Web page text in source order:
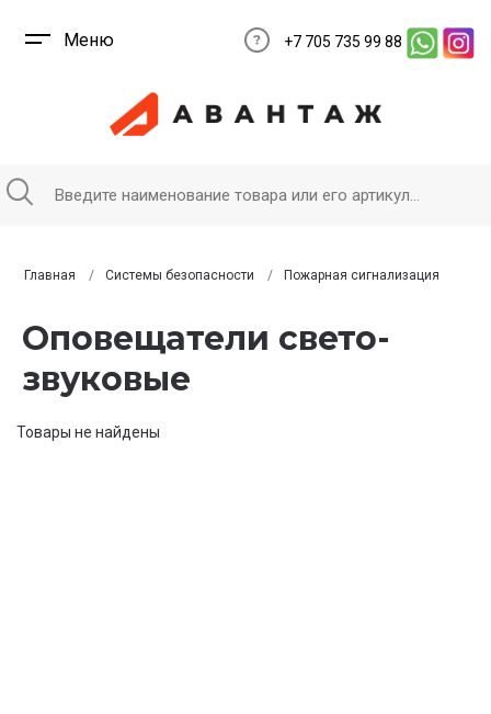
Меню +7 705 735 99 88
Главная Системы безопасности Пожарная сигнализация
Оповещатели свето-
звуковые
Товары не найдены